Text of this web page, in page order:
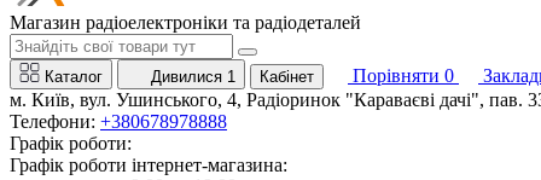
Магазин радіоелектроніки та радіодеталей
Каталог Дивилися 1 Кабінет Порівняти 0
м. Київ, вул. Ушинського, 4, Радіоринок "Караваєві дачі", пав.
Телефони: +380678978888
Графік роботи:
Графік роботи інтернет-магазина: